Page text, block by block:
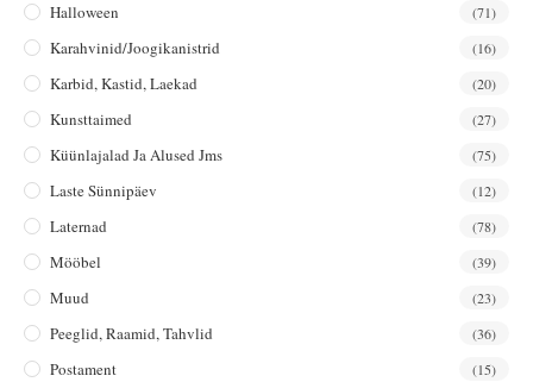
Halloween (71)
Karahvinid/joogikanistrid (16)
Karbid, Kastid, Laekad (20)
Kunsttaimed (27)
Küünlajalad Ja Alused Jms (75)
Laste Sünnipäev (12)
Laternad (78)
Mööbel (39)
Muud (23)
Peeglid, Raamid, Tahvlid (36)
Postament (15)